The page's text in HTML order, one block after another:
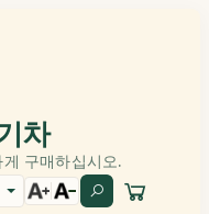
차
구매하십시오.